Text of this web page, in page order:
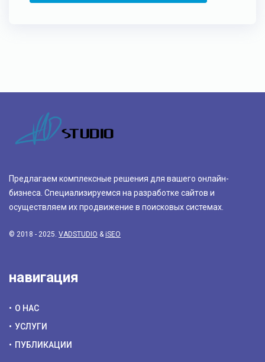
Предлагаем комплексные решения для вашего онлайн-
бизнеса. Специализируемся на разработке сайтов и
осуществляем их продвижение в поисковых системах.
© 2018 - 2025. VADSTUDIO & iSEO
навигация
О НАС
УСЛУГИ
ПУБЛИКАЦИИ